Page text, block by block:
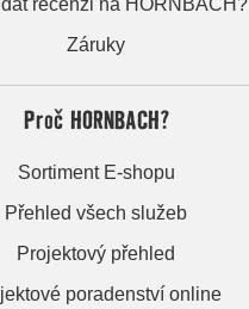
Záruky
Proč HORNBACH?
Sortiment E-shopu
Přehled všech služeb
Projektový přehled
poradenství online